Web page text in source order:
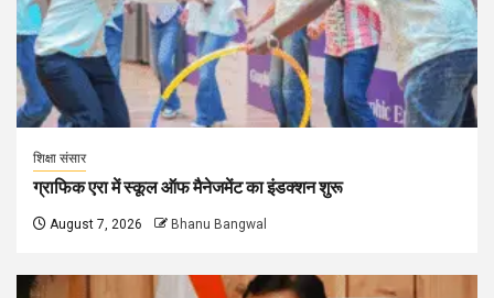
शिक्षा संसार
ग्राफिक एरा में स्कूल ऑफ मैनेजमेंट का इंडक्शन शुरू
August 7, 2026 Bhanu Bangwal